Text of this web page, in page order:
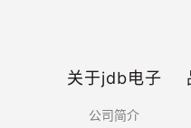
关于jdb电子
公司简介